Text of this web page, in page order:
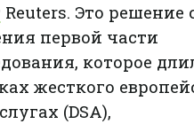
Reuters. Это решение
первой части
которое
жесткого
(DSA),